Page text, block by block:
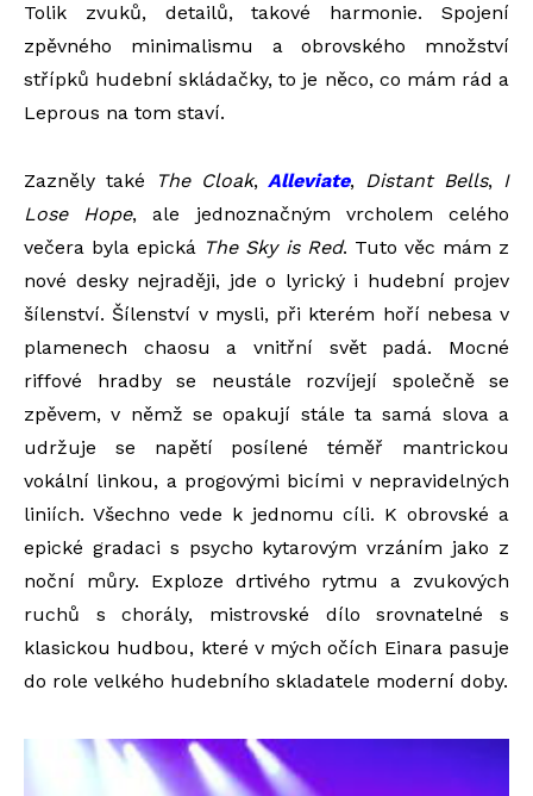
Tolik zvuků, detailů, takové harmonie. Spojení
zpěvného minimalismu a obrovského množství
střípků hudební skládačky, to je něco, co mám rád a
Leprous na tom staví.
Zazněly také The Cloak,Alleviate, Distant Bells, I
Lose Hope, ale jednoznačným vrcholem celého
večera byla epická The Sky is Red. Tuto věc mám z
nové desky nejraději, jde o lyrický i hudební projev
šílenství. Šílenství v mysli, při kterém hoří nebesa v
plamenech chaosu a vnitřní svět padá. Mocné
riffové hradby se neustále rozvíjejí společně se
zpěvem, v němž se opakují stále ta samá slova a
udržuje se napětí posílené téměř mantrickou
vokální linkou, a progovými bicími v nepravidelných
liniích. Všechno vede k jednomu cíli. K obrovské a
epické gradaci s psycho kytarovým vrzáním jako z
noční můry. Exploze drtivého rytmu a zvukových
ruchů s chorály, mistrovské dílo srovnatelné s
klasickou hudbou, které v mých očích Einara pasuje
do role velkého hudebního skladatele moderní doby.